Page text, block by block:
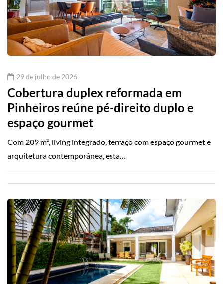
29 de julho de 2026
Cobertura duplex reformada em
Pinheiros reúne pé-direito duplo e
espaço gourmet
Com 209 m², living integrado, terraço com espaço gourmet e
arquitetura contemporânea, esta…